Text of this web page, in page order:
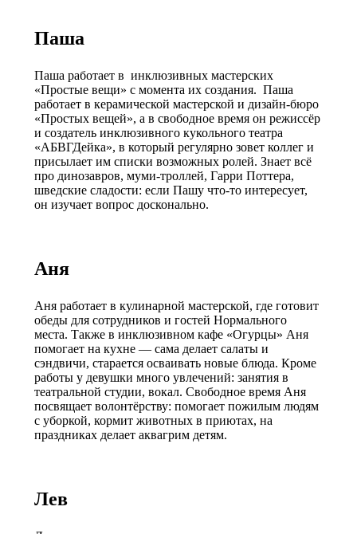
Паша
Паша работает в инклюзивных мастерских
«Простые вещи» с момента их создания. Паша
работает в керамической мастерской и дизайн-бюро
«Простых вещей», а в свободное время он режиссёр
и создатель инклюзивного кукольного театра
«АБВГДейка», в который регулярно зовет коллег и
присылает им списки возможных ролей. Знает всё
про динозавров, муми-троллей, Гарри Поттера,
шведские сладости: если Пашу что-то интересует,
он изучает вопрос досконально.
Аня
Аня работает в кулинарной мастерской, где готовит
обеды для сотрудников и гостей Нормального
места. Также в инклюзивном кафе «Огурцы» Аня
помогает на кухне — сама делает салаты и
сэндвичи, старается осваивать новые блюда. Кроме
работы у девушки много увлечений: занятия в
театральной студии, вокал. Свободное время Аня
посвящает волонтёрству: помогает пожилым людям
с уборкой, кормит животных в приютах, на
праздниках делает аквагрим детям.
Лев